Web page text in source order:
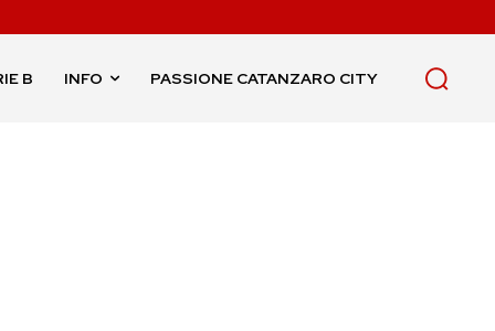
B INFO PASSIONE CATANZARO CITY